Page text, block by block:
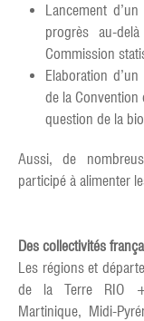
Lancement
progrès au-
Commission
Elaboration
de la
question de la
Aussi, de
participé à alimenter
Des collectivités
Les régions et
de la Terre RIO
Martinique, Midi-